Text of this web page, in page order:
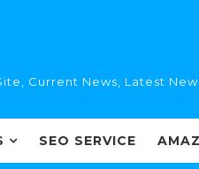
Current News, Latest
SEO SERVICE